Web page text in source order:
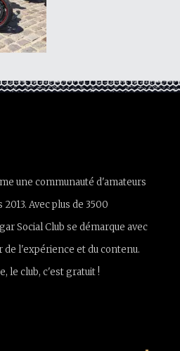
une communauté d'amateurs
Avec plus de 3500
Social Club se démarque avec
de l'expérience et du contenu.
le club, c'est gratuit !